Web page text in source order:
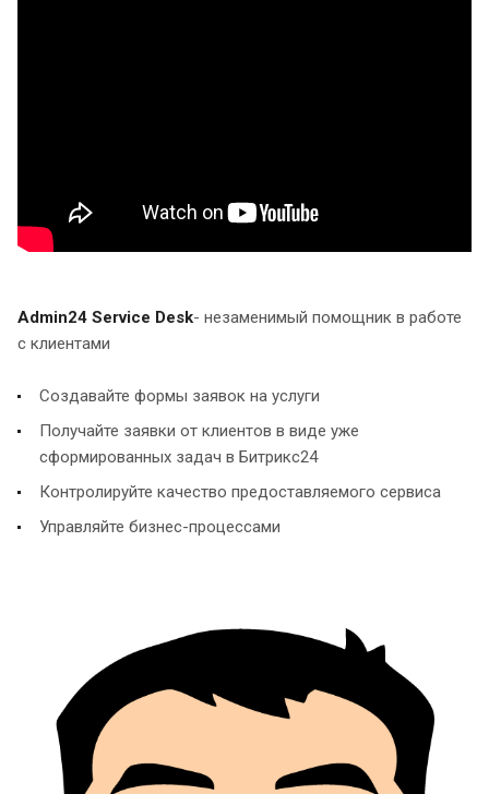
Admin24 Service Desk- незаменимый помощник в работе
с клиентами
Создавайте формы заявок на услуги
Получайте заявки от клиентов в виде уже
сформированных задач в Битрикс24
Контролируйте качество предоставляемого сервиса
Управляйте бизнес-процессами